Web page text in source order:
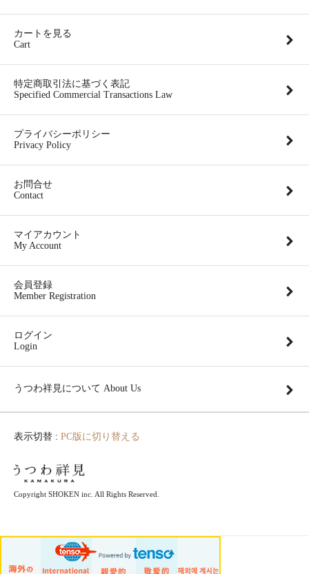
カートを見る
Cart
特定商取引法に基づく表記
Specified Commercial Transactions Law
プライバシーポリシー
Privacy Policy
お問合せ
Contact
マイアカウント
My Account
会員登録
Member Registration
ログイン
Login
うつわ祥見について About Us
表示切替 : PC版に切り替える
Copyright SHOKEN inc. All Rights Reserved.